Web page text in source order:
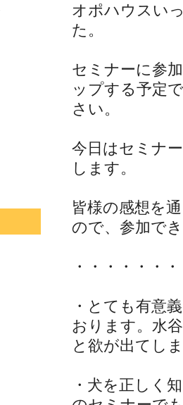
オポハウスい
た。
セミナーに参
ップする予定
さい。
今日はセミナ
します。
皆様の感想を
ので、参加で
・・・・・・
・とても有意
おります。水
と欲が出てし
・犬を正しく